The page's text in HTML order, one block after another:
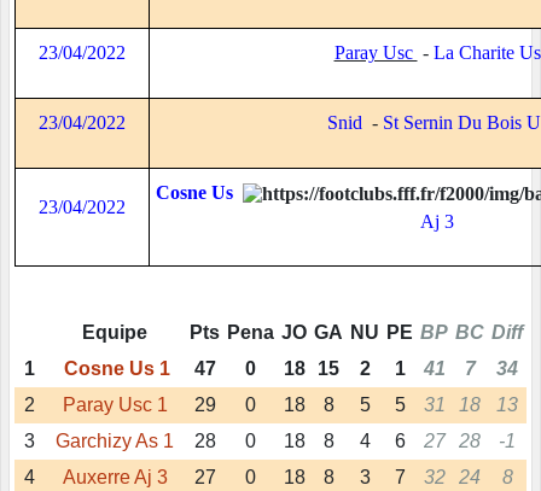
23/04/2022 Paray Usc - La Charite Us
23/04/2022 Snid - St Sernin Du Bois
23/04/2022
Cosne Us
Aj 3
Equipe Pts Pena JO GA NU PE BP BC Diff
1
Cosne Us 1 47 0 18 15 2 1 41 7
34
2
Paray Usc 1 29 0 18 8 5 5 31 18
13
3
Garchizy As 1 28 0 18 8 4 6 27 28
-1
4
Auxerre Aj 3 27 0 18 8 3 7 32 24
8